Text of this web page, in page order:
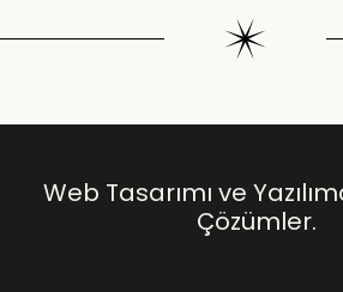
Web Tasarımı ve
Çözümler.